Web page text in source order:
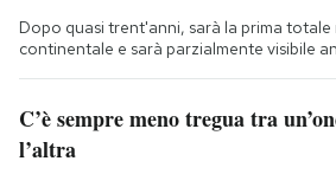
Dopo quasi trent'anni, sarà la prima totale
continentale e sarà parzialmente visibile
C’è sempre meno tregua tra
l’altra